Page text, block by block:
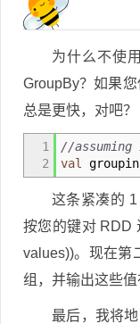
为什么不使
GroupBy？如果
总是更快，对吧？
1
2
//
val
这条紧凑的
按您的键对 RDD
values))。现在第
组，并输出这些值
最后，我将